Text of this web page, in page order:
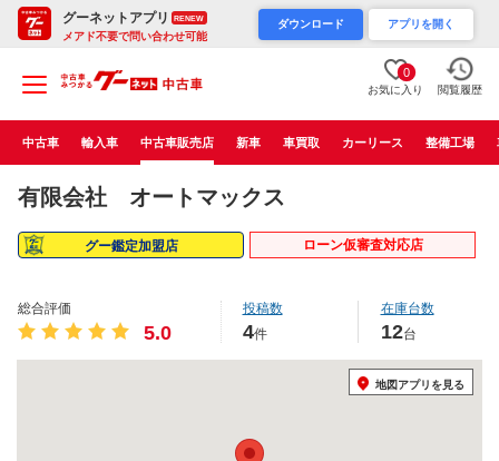
グーネットアプリ RENEW
メアド不要で問い合わせ可能
ダウンロード アプリを開く
0
お気に入り 閲覧履歴
中古車 輸入車 中古車販売店 新車 車買取 カーリース 整備工場
有限会社 オートマックス
グー鑑定加盟店 ローン仮審査対応店
総合評価
5.0
投稿数
4件
在庫台数
12台
地図アプリを見る